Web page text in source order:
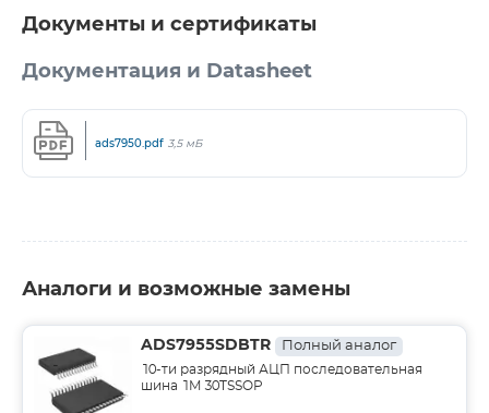
Документы и сертификаты
Документация и Datasheet
ads7950.pdf 3,5 мБ
Аналоги и возможные замены
ADS7955SDBTR Полный аналог
10-ти разрядный АЦП последовательная
шина 1M 30TSSOP